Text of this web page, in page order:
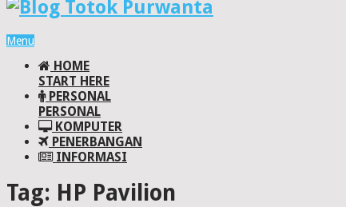
Menu
HOME
START HERE
PERSONAL
PERSONAL
KOMPUTER
PENERBANGAN
INFORMASI
Tag: HP Pavilion